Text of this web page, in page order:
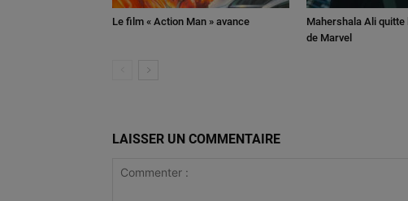
Le film « Action Man » avance
Mahershala Ali quitte
de Marvel
LAISSER UN COMMENTAIRE